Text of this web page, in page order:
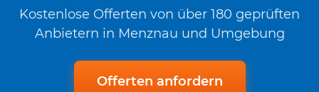
Kostenlose Offerten von über 180 geprüften
Anbietern in Menznau und Umgebung
Offerten anfordern